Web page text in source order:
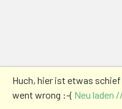
Huch, hier ist etwas
went wrong :-( Neu laden